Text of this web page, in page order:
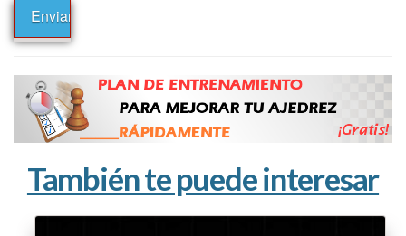
También te puede interesar